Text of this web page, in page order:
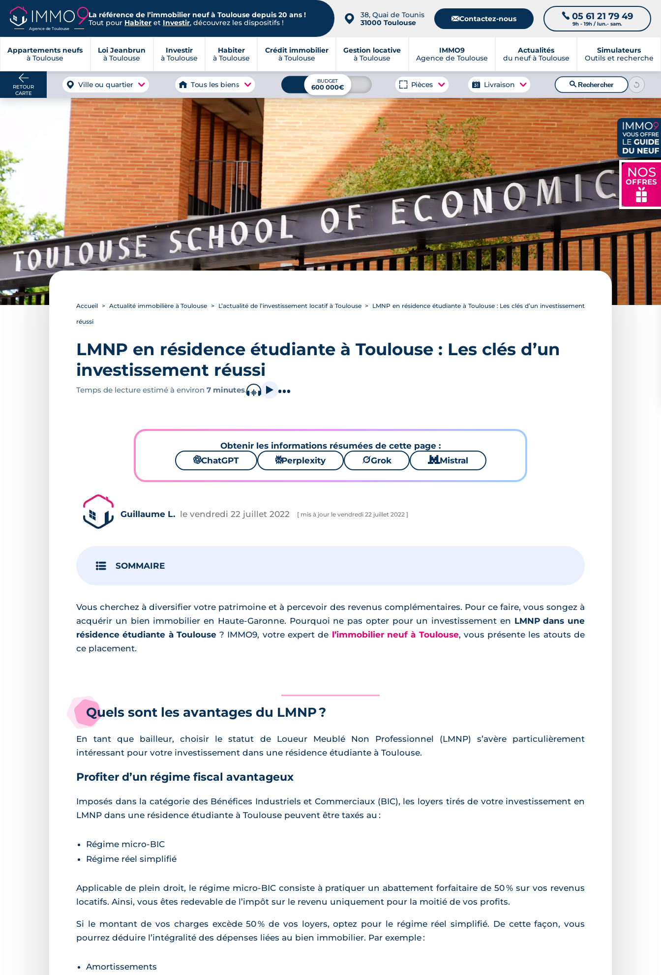
Agence de Toulouse
La référence de l’immobilier neuf à Toulouse depuis 20 ans !
Tout pour Habiter et Investir, découvrez les dispositifs ! 📍
38, Quai de Tounis
31000 Toulouse
📧Contactez-nous 📞 05 61 21 79 49
9h - 19h / lun.- sam.
Appartements neufs
à Toulouse
Loi Jeanbrun
à Toulouse
Investir
à Toulouse
Habiter
à Toulouse
Crédit immobilier
à Toulouse
Gestion locative
à Toulouse
IMMO9
Agence de Toulouse
Actualités
du neuf à Toulouse
Simulateurs
Outils et recherche
NOS
OFFRES
🎁
RETOUR
CARTE
Ville ou quartier Tous les biens BUDGET
600 000€ Pièces Livraison 🔍Rechercher
Accueil Actualité immobilière à Toulouse L’actualité de l’investissement locatif à Toulouse LMNP en résidence étudiante à Toulouse : Les clés d’un investissement
réussi
LMNP en résidence étudiante à Toulouse : Les clés d’un
investissement réussi
Temps de lecture estimé à environ 7 minutes.
Obtenir les informations résumées de cette page :
🌌ChatGPT ⚙Perplexity 🪐Grok 🐱 Mistral
Guillaume L. le vendredi 22 juillet 2022 [ mis à jour le vendredi 22 juillet 2022 ]
SOMMAIRE
Vous cherchez à diversifier votre patrimoine et à percevoir des revenus complémentaires. Pour ce faire, vous songez à
acquérir un bien immobilier en Haute-Garonne. Pourquoi ne pas opter pour un investissement en LMNP dans une
résidence étudiante à Toulouse? IMMO9, votre expert de l’immobilier neuf à Toulouse, vous présente les atouts de
ce placement.
Quels sont les avantages du LMNP ?
En tant que bailleur, choisir le statut de Loueur Meublé Non Professionnel (LMNP) s’avère particulièrement
intéressant pour votre investissement dans une résidence étudiante à Toulouse.
Profiter d’un régime fiscal avantageux
Imposés dans la catégorie des Bénéfices Industriels et Commerciaux (BIC), les loyers tirés de votre investissement en
LMNP dans une résidence étudiante à Toulouse peuvent être taxés au :
Régime micro-BIC
Régime réel simplifié
Applicable de plein droit, le régime micro-BIC consiste à pratiquer un abattement forfaitaire de 50 % sur vos revenus
locatifs. Ainsi, vous êtes redevable de l’impôt sur le revenu uniquement pour la moitié de vos profits.
Si le montant de vos charges excède 50 % de vos loyers, optez pour le régime réel simplifié. De cette façon, vous
pourrez déduire l’intégralité des dépenses liées au bien immobilier. Par exemple :
Amortissements